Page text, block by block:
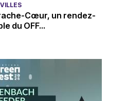
Cœur, un rendez-
du OFF...